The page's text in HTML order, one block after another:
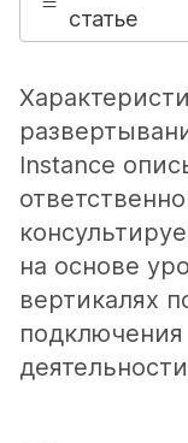
статье
Instance
на основе
вертикалях